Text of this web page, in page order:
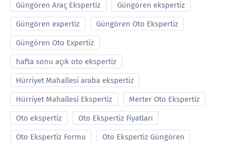
Güngören Araç Ekspertiz Güngören ekspertiz
Güngören expertiz Güngören Oto Ekspertiz
Güngören Oto Expertiz
hafta sonu açık oto ekspertiz
Hürriyet Mahallesi araba ekspertiz
Hürriyet Mahallesi Ekspertiz Merter Oto Ekspertiz
Oto ekspertiz Oto Ekspertiz Fiyatları
Oto Ekspertiz Formu Oto Ekspertiz Güngören